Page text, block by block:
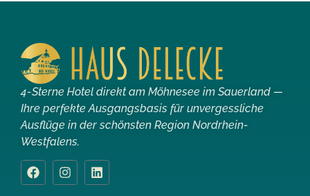
4-Sterne Hotel direkt am Möhnesee im Sauerland —
Ihre perfekte Ausgangsbasis für unvergessliche
Ausflüge in der schönsten Region Nordrhein-
Westfalens.